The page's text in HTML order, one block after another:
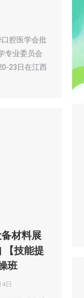
腔医学会批
专业委员会
23日在江西
材料展
【技能提
班
日